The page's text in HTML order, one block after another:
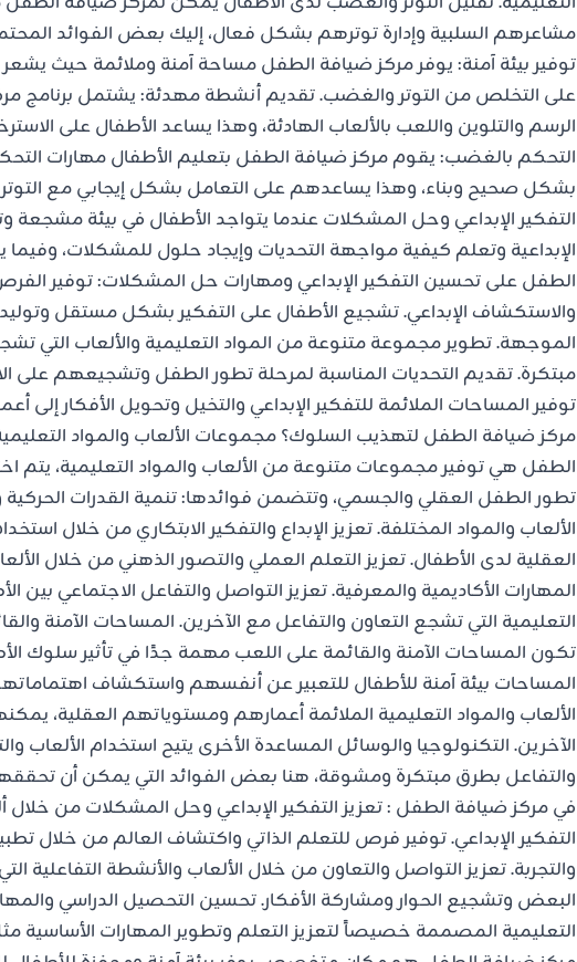
مشاعرهم السلبية وإدارة توترهم بشكل فعال، إليك بعض الفوائد
توفير بيئة آمنة: يوفر مركز ضيافة الطفل مساحة آمنة وملائمة حيث يشعر
على التخلص من التوتر والغضب. تقديم أنشطة مهدئة: يشتمل برنامج
الرسم والتلوين واللعب بالألعاب الهادئة، وهذا يساعد الأطفال على
التحكم بالغضب: يقوم مركز ضيافة الطفل بتعليم الأطفال مهارات
بشكل صحيح وبناء، وهذا يساعدهم على التعامل بشكل إيجابي مع
التفكير الإبداعي وحل المشكلات عندما يتواجد الأطفال في بيئة
الإبداعية وتعلم كيفية مواجهة التحديات وإيجاد حلول للمشكلات،
الطفل على تحسين التفكير الإبداعي ومهارات حل المشكلات: توفير
والاستكشاف الإبداعي. تشجيع الأطفال على التفكير بشكل مستقل
الموجهة. تطوير مجموعة متنوعة من المواد التعليمية والألعاب التي
مبتكرة. تقديم التحديات المناسبة لمرحلة تطور الطفل وتشجيعهم على
توفير المساحات الملائمة للتفكير الإبداعي والتخيل وتحويل الأفكار إلى
مركز ضيافة الطفل لتهذيب السلوك؟ مجموعات الألعاب والمواد
الطفل هي توفير مجموعات متنوعة من الألعاب والمواد التعليمية، يتم
تطور الطفل العقلي والجسمي، وتتضمن فوائدها: تنمية القدرات
الألعاب والمواد المختلفة. تعزيز الإبداع والتفكير الابتكاري من خلال
العقلية لدى الأطفال. تعزيز التعلم العملي والتصور الذهني من خلال
المهارات الأكاديمية والمعرفية. تعزيز التواصل والتفاعل الاجتماعي بين
التعليمية التي تشجع التعاون والتفاعل مع الآخرين. المساحات الآمنة
تكون المساحات الآمنة والقائمة على اللعب مهمة جدًا في تأثير سلوك
المساحات بيئة آمنة للأطفال للتعبير عن أنفسهم واستكشاف
الألعاب والمواد التعليمية الملائمة أعمارهم ومستوياتهم العقلية،
الآخرين. التكنولوجيا والوسائل المساعدة الأخرى يتيح استخدام الألعاب
والتفاعل بطرق مبتكرة ومشوقة، هنا بعض الفوائد التي يمكن أن
في مركز ضيافة الطفل : تعزيز التفكير الإبداعي وحل المشكلات من خلال
التفكير الإبداعي. توفير فرص للتعلم الذاتي واكتشاف العالم من خلال
والتجربة. تعزيز التواصل والتعاون من خلال الألعاب والأنشطة
البعض وتشجيع الحوار ومشاركة الأفكار. تحسين التحصيل الدراسي
التعليمية المصممة خصيصاً لتعزيز التعلم وتطوير المهارات الأساسية مثل